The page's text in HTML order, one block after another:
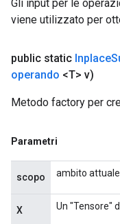
Gli input per le
viene utilizzato per
public static Inplace
operando <T> v)
Metodo factory per
Parametri
scopo ambito attuale
X Un "Tensore"